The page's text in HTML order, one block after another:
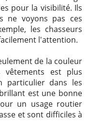
pour la visibilité. Ils
ne voyons pas ces
les chasseurs
l'attention.
de la couleur
est plus
particulier dans les
est une bonne
un usage routier
et sont difficiles à